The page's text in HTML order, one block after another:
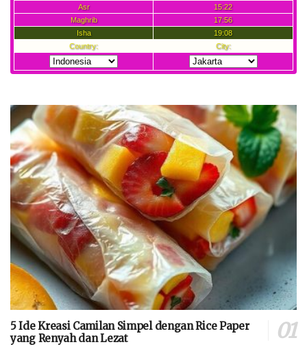
5 Ide Kreasi Camilan Simpel dengan Rice Paper
yang Renyah dan Lezat